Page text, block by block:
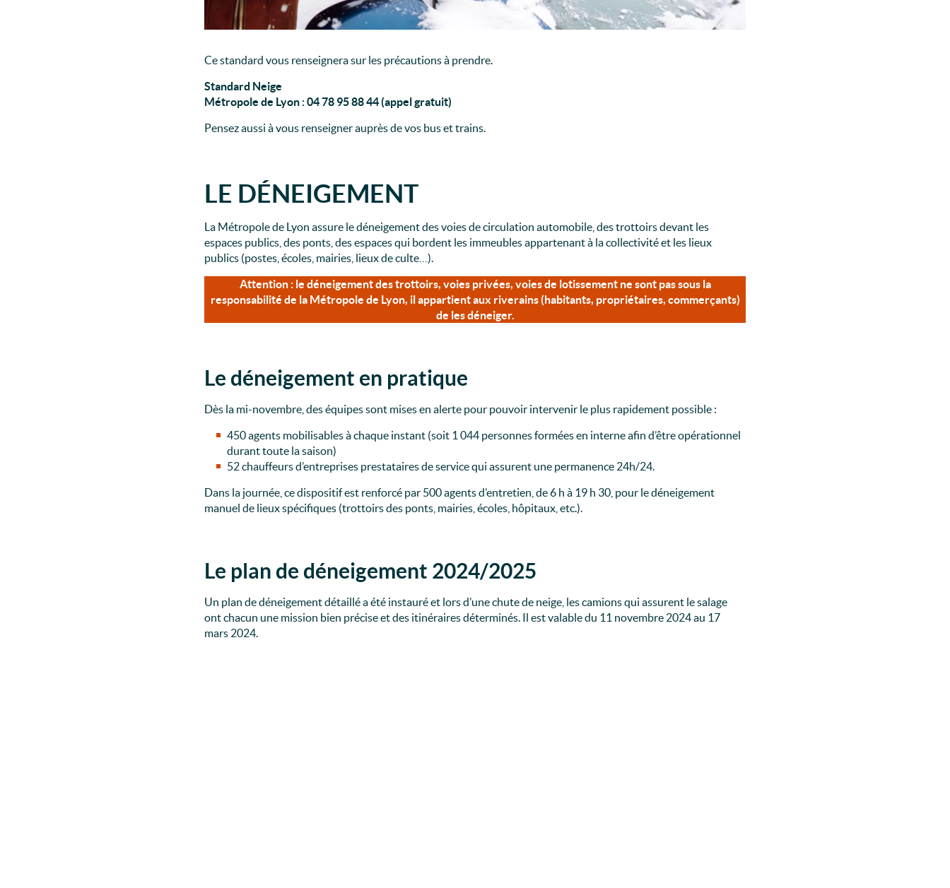
Ce standard vous renseignera sur les précautions à prendre.
Standard Neige
Métropole de Lyon : 04 78 95 88 44 (appel gratuit)
Pensez aussi à vous renseigner auprès de vos bus et trains.
LE DÉNEIGEMENT
La Métropole de Lyon assure le déneigement des voies de circulation automobile, des trottoirs devant les
espaces publics, des ponts, des espaces qui bordent les immeubles appartenant à la collectivité et les lieux
publics (postes, écoles, mairies, lieux de culte…).
Attention : le déneigement des trottoirs, voies privées, voies de lotissement ne sont pas sous la
responsabilité de la Métropole de Lyon, il appartient aux riverains (habitants, propriétaires, commerçants)
de les déneiger.
Le déneigement en pratique
Dès la mi-novembre, des équipes sont mises en alerte pour pouvoir intervenir le plus rapidement possible :
450 agents mobilisables à chaque instant (soit 1 044 personnes formées en interne afin d’être opérationnel
durant toute la saison)
52 chauffeurs d’entreprises prestataires de service qui assurent une permanence 24h/24.
Dans la journée, ce dispositif est renforcé par 500 agents d’entretien, de 6 h à 19 h 30, pour le déneigement
manuel de lieux spécifiques (trottoirs des ponts, mairies, écoles, hôpitaux, etc.).
Le plan de déneigement 2024/2025
Un plan de déneigement détaillé a été instauré et lors d’une chute de neige, les camions qui assurent le salage
ont chacun une mission bien précise et des itinéraires déterminés. Il est valable du 11 novembre 2024 au 17
mars 2024.